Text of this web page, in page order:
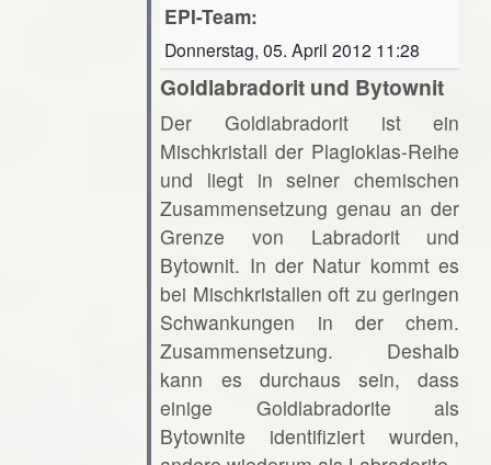
EPI-Team:
Donnerstag, 05. April 2012 11:28
Goldlabradorit und Bytownit
Der Goldlabradorit ist ein
Mischkristall der Plagioklas-Reihe
und liegt in seiner chemischen
Zusammensetzung genau an der
Grenze von Labradorit und
Bytownit. In der Natur kommt es
bei Mischkristallen oft zu geringen
Schwankungen in der chem.
Zusammensetzung. Deshalb
kann es durchaus sein, dass
einige Goldlabradorite als
Bytownite identifiziert wurden,